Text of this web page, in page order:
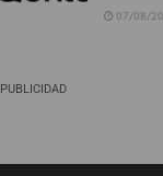
07/08/
PUBLICIDAD